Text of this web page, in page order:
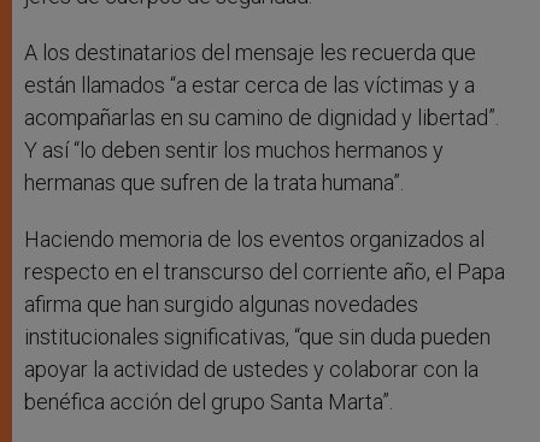
A los destinatarios del mensaje les recuerda que
están llamados “a estar cerca de las víctimas y a
acompañarlas en su camino de dignidad y libertad”.
Y así “lo deben sentir los muchos hermanos y
hermanas que sufren de la trata humana”.
Haciendo memoria de los eventos organizados al
respecto en el transcurso del corriente año, el Papa
afirma que han surgido algunas novedades
institucionales significativas, “que sin duda pueden
apoyar la actividad de ustedes y colaborar con la
benéfica acción del grupo Santa Marta”.